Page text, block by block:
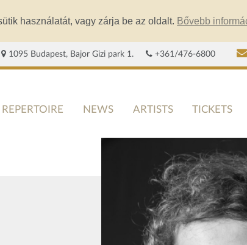
használatát, vagy zárja be az oldalt. Bővebb
1095 Budapest, Bajor Gizi park 1. +361/476-6800
REPERTOIRE NEWS ARTISTS TICKETS